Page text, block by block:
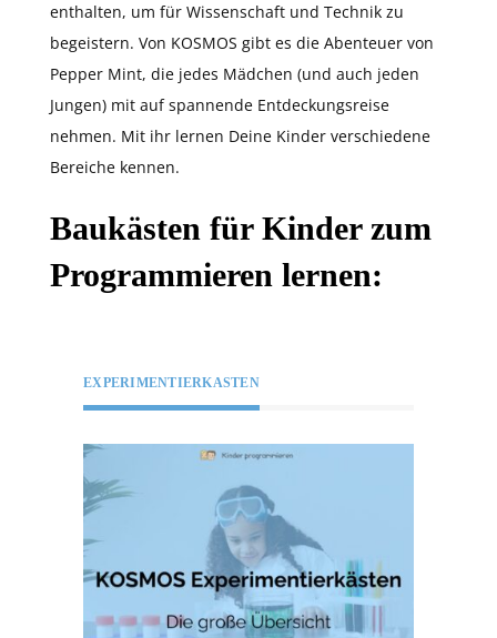
enthalten, um für Wissenschaft und Technik zu
begeistern. Von KOSMOS gibt es die Abenteuer von
Pepper Mint, die jedes Mädchen (und auch jeden
Jungen) mit auf spannende Entdeckungsreise
nehmen. Mit ihr lernen Deine Kinder verschiedene
Bereiche kennen.
Baukästen für Kinder zum
Programmieren lernen:
EXPERIMENTIERKASTEN